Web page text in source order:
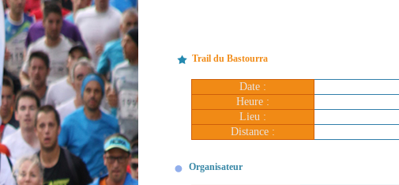
Trail du Bastourra
Date :
Heure :
Lieu :
Distance :
Organisateur